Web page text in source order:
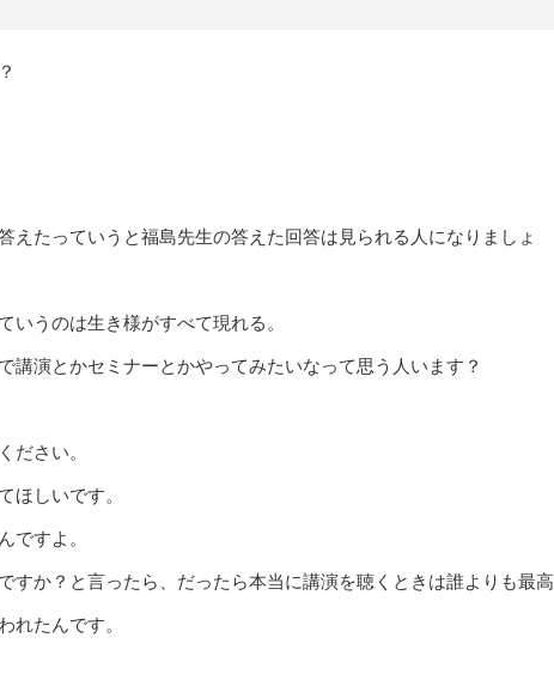
たっていうと福島先生の答えた回答は見られる人になりましょ
うのは生き様がすべて現れる。
講演とかセミナーとかやってみたいなって思う人います？
ださい。
しいです。
ですよ。
すか？と言ったら、だったら本当に講演を聴くときは誰よりも最高
たんです。